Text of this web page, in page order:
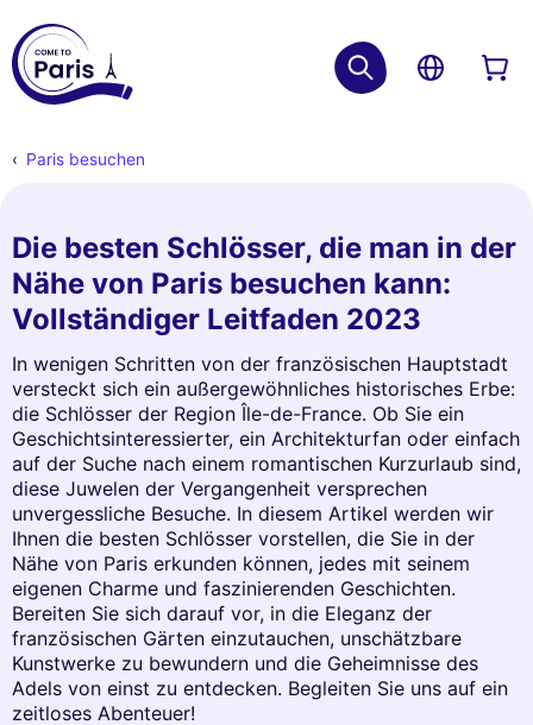
Paris besuchen
Die besten Schlösser, die man in der
Nähe von Paris besuchen kann:
Vollständiger Leitfaden 2023
In wenigen Schritten von der französischen Hauptstadt
versteckt sich ein außergewöhnliches historisches Erbe:
die Schlösser der Region Île-de-France. Ob Sie ein
Geschichtsinteressierter, ein Architekturfan oder einfach
auf der Suche nach einem romantischen Kurzurlaub sind,
diese Juwelen der Vergangenheit versprechen
unvergessliche Besuche. In diesem Artikel werden wir
Ihnen die besten Schlösser vorstellen, die Sie in der
Nähe von Paris erkunden können, jedes mit seinem
eigenen Charme und faszinierenden Geschichten.
Bereiten Sie sich darauf vor, in die Eleganz der
französischen Gärten einzutauchen, unschätzbare
Kunstwerke zu bewundern und die Geheimnisse des
Adels von einst zu entdecken. Begleiten Sie uns auf ein
zeitloses Abenteuer!